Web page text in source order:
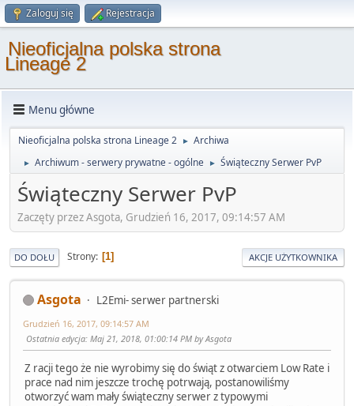
Zaloguj się Rejestracja
Nieoficjalna polska strona
Lineage 2
Menu główne
Nieoficjalna polska strona Lineage 2 ► Archiwa
► Archiwum - serwery prywatne - ogólne ► Świąteczny Serwer PvP
Świąteczny Serwer PvP
Zaczęty przez Asgota, Grudzień 16, 2017, 09:14:57 AM
DO DOŁU Strony 1 AKCJE UŻYTKOWNIKA
Asgota L2Emi- serwer partnerski
Grudzień 16, 2017, 09:14:57 AM
Ostatnia edycja: Maj 21, 2018, 01:00:14 PM by Asgota
Z racji tego że nie wyrobimy się do świąt z otwarciem Low Rate i
prace nad nim jeszcze trochę potrwają, postanowiliśmy
otworzyć wam mały świąteczny serwer z typowymi